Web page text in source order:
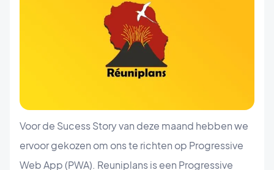
Voor de Sucess Story van deze maand hebben we
ervoor gekozen om ons te richten op Progressive
Web App (PWA). Reuniplans is een Progressive